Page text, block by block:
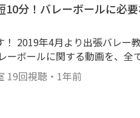
10分！バレーボールに必
！ 2019年4月より出張バレー
ーボールに関する動画を、全
の経験に基づき、１人でも上
ても嬉しいです‼️
19回視聴 ・ 1年前